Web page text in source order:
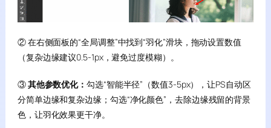
② 在右侧面板的“全局调整”中找到“羽化”滑块，拖动设置数值
（复杂边缘建议0.5-1px，避免过度模糊）。
③其他参数优化：勾选“智能半径”（数值3-5px），让PS自动区
分简单边缘和复杂边缘；勾选“净化颜色”，去除边缘残留的背景
色，让羽化效果更干净。